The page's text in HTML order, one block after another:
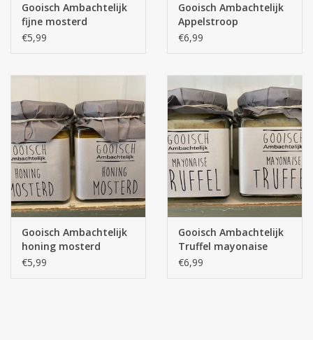
Gooisch Ambachtelijk
fijne mosterd
€5,99
Gooisch Ambachtelijk
Appelstroop
€6,99
Gooisch Ambachtelijk
honing mosterd
€5,99
Gooisch Ambachtelijk
Truffel mayonaise
€6,99